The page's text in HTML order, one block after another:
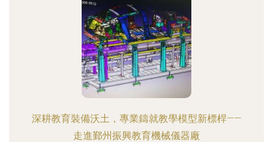
深耕教育裝備沃土，專業鑄就教學模型新標桿——
走進鄞州振興教育機械儀器廠